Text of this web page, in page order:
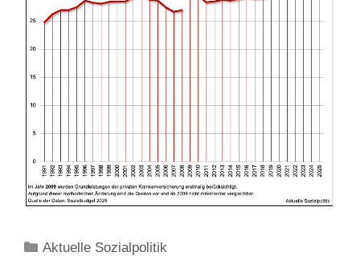
Kategorien
Aktuelle Sozialpolitik